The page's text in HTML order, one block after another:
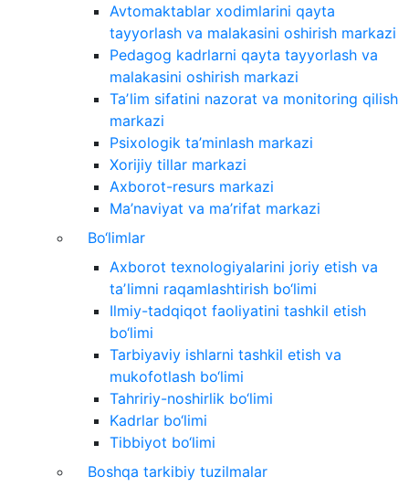
Avtomaktablar xodimlarini qayta
tayyorlash va malakasini oshirish markazi
Pedagog kadrlarni qayta tayyorlash va
malakasini oshirish markazi
Taʼlim sifatini nazorat va monitoring qilish
markazi
Psixologik ta’minlash markazi
Xorijiy tillar markazi
Axborot-resurs markazi
Ma’naviyat va ma’rifat markazi
Bo‘limlar
Axborot texnologiyalarini joriy etish va
taʼlimni raqamlashtirish bo‘limi
Ilmiy-tadqiqot faoliyatini tashkil etish
bo‘limi
Tarbiyaviy ishlarni tashkil etish va
mukofotlash bo‘limi
Tahririy-noshirlik bo‘limi
Kadrlar bo‘limi
Tibbiyot bo‘limi
Boshqa tarkibiy tuzilmalar